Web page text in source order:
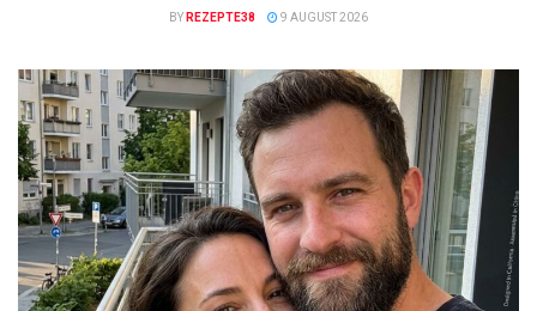
BY REZEPTE38 9 AUGUST 2026